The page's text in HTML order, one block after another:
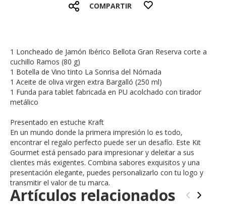
COMPARTIR
1 Loncheado de Jamón Ibérico Bellota Gran Reserva corte a
cuchillo Ramos (80 g)
1 Botella de Vino tinto La Sonrisa del Nómada
1 Aceite de oliva virgen extra Bargalló (250 ml)
1 Funda para tablet fabricada en PU acolchado con tirador
metálico
Presentado en estuche Kraft
En un mundo donde la primera impresión lo es todo,
encontrar el regalo perfecto puede ser un desafío. Este Kit
Gourmet está pensado para impresionar y deleitar a sus
clientes más exigentes. Combina sabores exquisitos y una
presentación elegante, puedes personalizarlo con tu logo y
transmitir el valor de tu marca.
Artículos relacionados ‹ ›